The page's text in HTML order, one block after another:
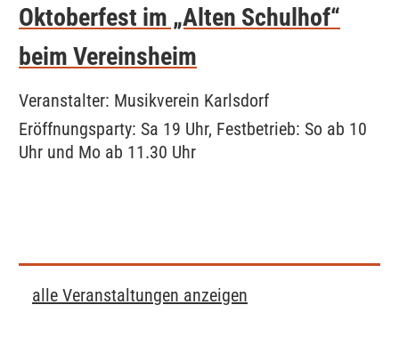
Oktoberfest im „Alten Schulhof“
beim Vereinsheim
Veranstalter: Musikverein Karlsdorf
Eröffnungsparty: Sa 19 Uhr, Festbetrieb: So ab 10
Uhr und Mo ab 11.30 Uhr
alle Veranstaltungen anzeigen